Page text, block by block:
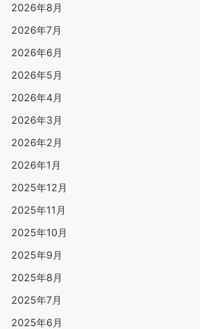
2026年8月
2026年7月
2026年6月
2026年5月
2026年4月
2026年3月
2026年2月
2026年1月
2025年12月
2025年11月
2025年10月
2025年9月
2025年8月
2025年7月
2025年6月